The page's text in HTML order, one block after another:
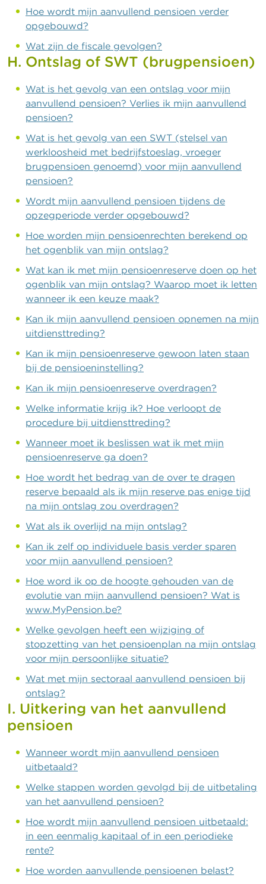
Hoe wordt mijn aanvullend pensioen verder
opgebouwd?
Wat zijn de fiscale gevolgen?
H. Ontslag of SWT (brugpensioen)
Wat is het gevolg van een ontslag voor mijn
aanvullend pensioen? Verlies ik mijn aanvullend
pensioen?
Wat is het gevolg van een SWT (stelsel van
werkloosheid met bedrijfstoeslag, vroeger
brugpensioen genoemd) voor mijn aanvullend
pensioen?
Wordt mijn aanvullend pensioen tijdens de
opzegperiode verder opgebouwd?
Hoe worden mijn pensioenrechten berekend op
het ogenblik van mijn ontslag?
Wat kan ik met mijn pensioenreserve doen op het
ogenblik van mijn ontslag? Waarop moet ik letten
wanneer ik een keuze maak?
Kan ik mijn aanvullend pensioen opnemen na mijn
uitdiensttreding?
Kan ik mijn pensioenreserve gewoon laten staan
bij de pensioeninstelling?
Kan ik mijn pensioenreserve overdragen?
Welke informatie krijg ik? Hoe verloopt de
procedure bij uitdiensttreding?
Wanneer moet ik beslissen wat ik met mijn
pensioenreserve ga doen?
Hoe wordt het bedrag van de over te dragen
reserve bepaald als ik mijn reserve pas enige tijd
na mijn ontslag zou overdragen?
Wat als ik overlijd na mijn ontslag?
Kan ik zelf op individuele basis verder sparen
voor mijn aanvullend pensioen?
Hoe word ik op de hoogte gehouden van de
evolutie van mijn aanvullend pensioen? Wat is
www.MyPension.be?
Welke gevolgen heeft een wijziging of
stopzetting van het pensioenplan na mijn ontslag
voor mijn persoonlijke situatie?
Wat met mijn sectoraal aanvullend pensioen bij
ontslag?
I. Uitkering van het aanvullend
pensioen
Wanneer wordt mijn aanvullend pensioen
uitbetaald?
Welke stappen worden gevolgd bij de uitbetaling
van het aanvullend pensioen?
Hoe wordt mijn aanvullend pensioen uitbetaald:
in een eenmalig kapitaal of in een periodieke
rente?
Hoe worden aanvullende pensioenen belast?